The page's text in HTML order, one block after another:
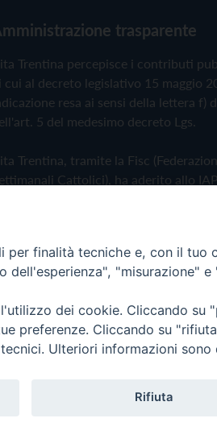
trasparente
Trentina percepisce i contributi
cui al decreto legislativo 15 maggio
resa ai sensi della lettera f)
5 del medesimo decreto Lgs.
Trentina, tramite la Fisc
Cattolici), ha aderito allo
Privacy Policy Cookie Policy
Editrice
finalità tecniche e, con il tuo
dell'esperienza", "misurazione"
dei cookie. Cliccando su
preferenze. Cliccando su
Ulteriori informazioni sono
Rifiuta